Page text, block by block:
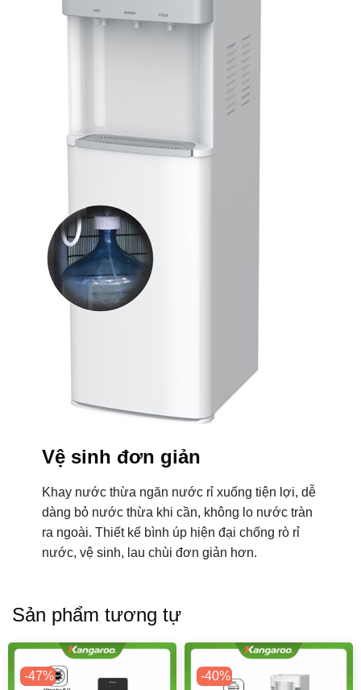
Vệ sinh đơn giản
Khay nước thừa ngăn nước rỉ xuống tiện lợi, dễ
dàng bỏ nước thừa khi cần, không lo nước tràn
ra ngoài. Thiết kế bình úp hiện đại chống rò rỉ
nước, vệ sinh, lau chùi đơn giản hơn.
Sản phẩm tương tự
-47% -40%